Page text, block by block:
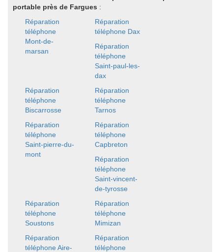
portable près de Fargues :
Réparation
téléphone
Mont-de-
marsan
Réparation
téléphone Dax
Réparation
téléphone
Saint-paul-les-
dax
Réparation
téléphone
Biscarrosse
Réparation
téléphone
Tarnos
Réparation
téléphone
Saint-pierre-du-
mont
Réparation
téléphone
Capbreton
Réparation
téléphone
Saint-vincent-
de-tyrosse
Réparation
téléphone
Soustons
Réparation
téléphone
Mimizan
Réparation
téléphone Aire-
Réparation
téléphone